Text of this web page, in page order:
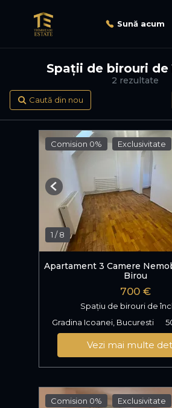
Sună acum
2 rezultate
Spații de birouri
Caută din nou
Comision 0% Exclusivitate
1 /8
Previous
Apartament 3 Camere
Birou
700 €
Spațiu de birouri de
Gradina Icoanei, Bucuresti
Vezi mai multe
Comision 0% Exclusivitate